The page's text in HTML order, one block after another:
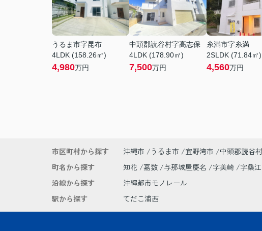
うるま市字昆布
4LDK (158.26㎡)
4,980万円
中頭郡読谷村字高志保
4LDK (178.90㎡)
7,500万円
糸満市字糸満
2SLDK (71.84㎡)
4,560万円
市区町村から探す 沖縄市 うるま市 宜野湾市 中頭郡読谷村
町名から探す
知花 嘉数 与那城屋慶名 字美崎 字桑江
沿線から探す
沖縄都市モノレール
駅から探す
てだこ浦西